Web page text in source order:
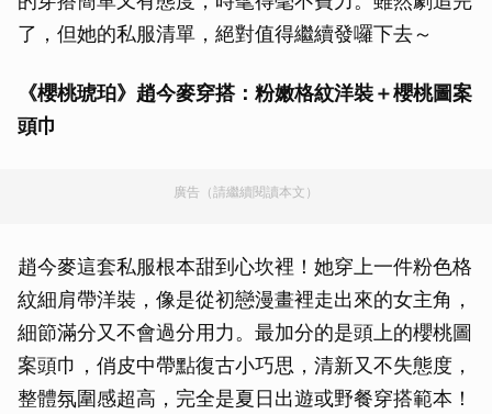
了，但她的私服清單，絕對值得繼續發囉下去～
《櫻桃琥珀》趙今麥穿搭：粉嫩格紋洋裝＋櫻桃圖案
頭巾
廣告（請繼續閱讀本文）
趙今麥這套私服根本甜到心坎裡！她穿上一件粉色格
紋細肩帶洋裝，像是從初戀漫畫裡走出來的女主角，
細節滿分又不會過分用力。最加分的是頭上的櫻桃圖
案頭巾，俏皮中帶點復古小巧思，清新又不失態度，
整體氛圍感超高，完全是夏日出遊或野餐穿搭範本！